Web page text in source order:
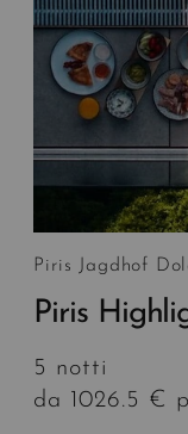
Piris Jagdhof
Piris
5 notti
da 1026.5 €